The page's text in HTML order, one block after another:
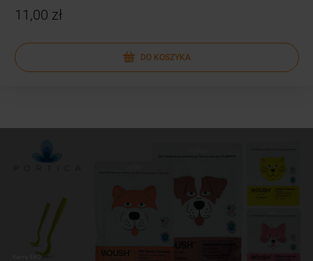
11,00 zł
DO KOSZYKA
Karmy EKO